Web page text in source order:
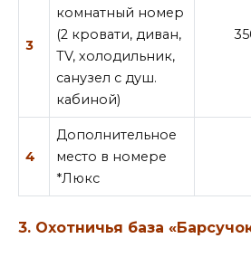
3
комнатный номер
(2 кровати, диван,
TV, холодильник,
санузел с душ.
кабиной)
4
Дополнительное
место в номере
*Люкс
3. Охотничья база